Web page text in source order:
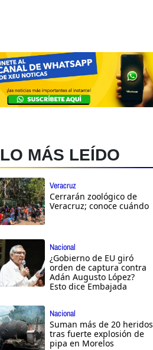
LO MÁS LEÍDO
Veracruz
Cerrarán zoológico de
Veracruz; conoce cuándo
Nacional
¿Gobierno de EU giró
orden de captura contra
Adán Augusto López?
Esto dice Embajada
Nacional
Suman más de 20 heridos
tras fuerte explosión de
pipa en Morelos